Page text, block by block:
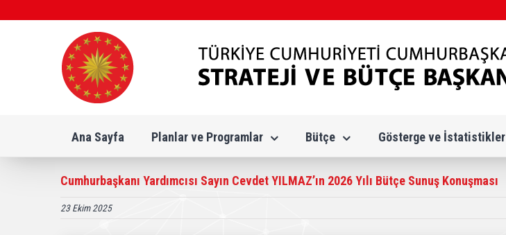
to
Ana Sayfa Planlar ve Programlar Bütçe Gösterge ve İstatistikler
Cumhurbaşkanı Yardımcısı Sayın Cevdet YILMAZ’ın 2026 Yılı Bütçe Sunuş Konuşması
23 Ekim 2025